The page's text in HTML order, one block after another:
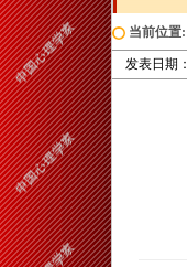
当前位置:
发表日期